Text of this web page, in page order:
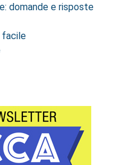
domande e risposte
facile